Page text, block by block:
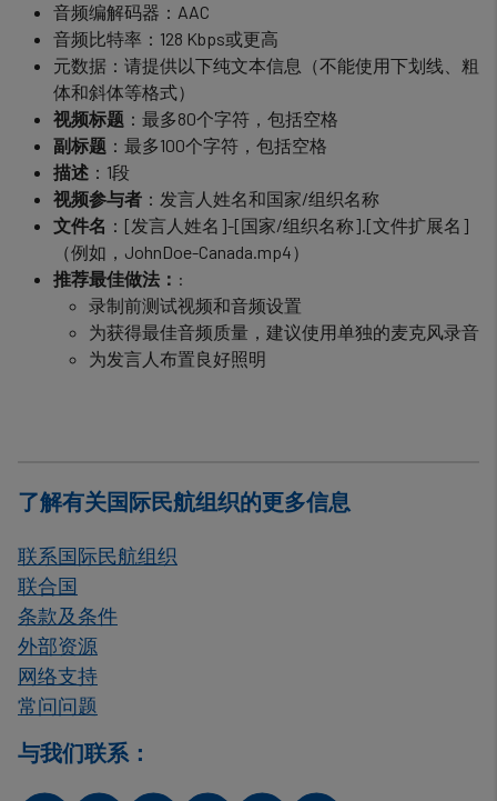
音频编解码器：AAC
音频比特率：128 Kbps或更高
元数据：请提供以下纯文本信息（不能使用下划线、粗
体和斜体等格式）
视频标题 ：最多80个字符，包括空格
副标题 ：最多100个字符，包括空格
描述 ：1段
视频参与者 ：发言人姓名和国家/组织名称
文件名 ：[发言人姓名]-[国家/组织名称].[文件扩展名]
（例如，JohnDoe-Canada.mp4）
推荐最佳做法： :
录制前测试视频和音频设置
为获得最佳音频质量，建议使用单独的麦克风录音
为发言人布置良好照明
了解有关国际民航组织的更多信息
联系国际民航组织
联合国
条款及条件
外部资源
网络支持
常问问题
与我们联系：